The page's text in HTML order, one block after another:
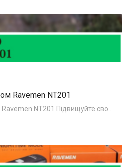
Ravemen NT201